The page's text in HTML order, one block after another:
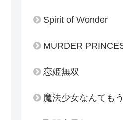
Spirit of Wonder
MURDER
恋姫無双
魔法少女なんても